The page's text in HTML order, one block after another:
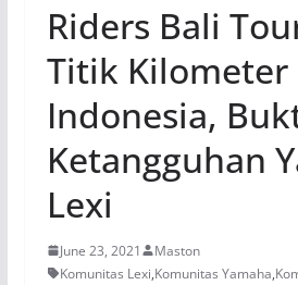
Riders Bali
Titik Kilometer
Indonesia,
Ketangguhan
Lexi
June 23, 2021
Maston
Komunitas Lexi,Komunitas Yamaha,